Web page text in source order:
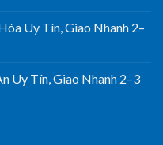
Uy Tín, Giao Nhanh 2–
Uy Tín, Giao Nhanh 2–3